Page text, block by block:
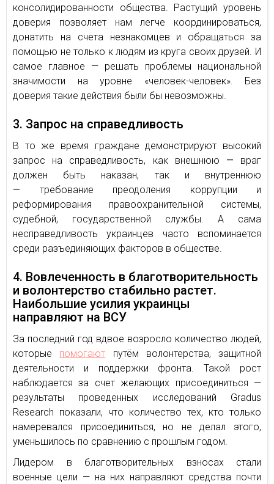
консолидированности общества. Растущий уровень
доверия позволяет нам легче координироваться,
донатить на счета незнакомцев и обращаться за
помощью не только к людям из круга своих друзей. И
самое главное — решать проблемы национальной
значимости на уровне «человек-человек». Без
доверия такие действия были бы невозможны.
3. Запрос на справедливость
В то же время граждане демонстрируют высокий
запрос на справедливость, как внешнюю — враг
должен быть наказан, так и внутреннюю
— требование преодоления коррупции и
реформирования правоохранительной системы,
судебной, государственной службы. А сама
несправедливость украинцев часто вспоминается
среди разъединяющих факторов в обществе.
4. Вовлеченность в благотворительность
и волонтерство стабильно растет.
Наибольшие усилия украинцы
направляют на ВСУ
За последний год вдвое возросло количество людей,
которые помогают путём волонтерства, защитной
деятельности и поддержки фронта. Такой рост
наблюдается за счет желающих присоединиться —
результаты проведенных исследований Gradus
Research показали, что количество тех, кто только
намеревался присоединиться, но не делал этого,
уменьшилось по сравнению с прошлым годом.
Лидером в благотворительных взносах стали
военные цели — на них направляют средства почти